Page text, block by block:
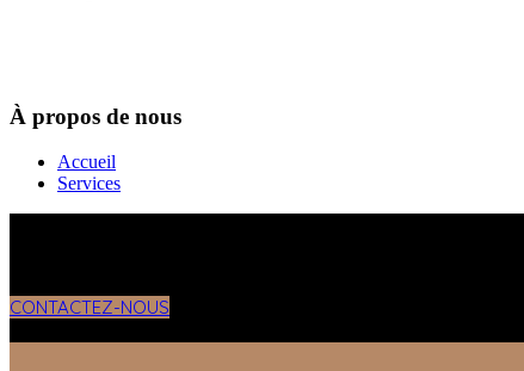
À propos de nous
Accueil
Services
CONTACTEZ-NOUS